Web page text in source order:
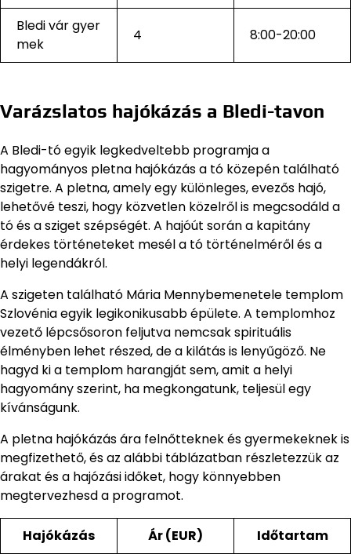
Bledi vár gyer
mek
4 8:00-20:00
Varázslatos hajókázás a Bledi-tavon
A Bledi-tó egyik legkedveltebb programja a
hagyományos pletna hajókázás a tó közepén található
szigetre. A pletna, amely egy különleges, evezős hajó,
lehetővé teszi, hogy közvetlen közelről is megcsodáld a
tó és a sziget szépségét. A hajóút során a kapitány
érdekes történeteket mesél a tó történelméről és a
helyi legendákról.
A szigeten található Mária Mennybemenetele templom
Szlovénia egyik legikonikusabb épülete. A templomhoz
vezető lépcsősoron feljutva nemcsak spirituális
élményben lehet részed, de a kilátás is lenyűgöző. Ne
hagyd ki a templom harangját sem, amit a helyi
hagyomány szerint, ha megkongatunk, teljesül egy
kívánságunk.
A pletna hajókázás ára felnőtteknek és gyermekeknek is
megfizethető, és az alábbi táblázatban részletezzük az
árakat és a hajózási időket, hogy könnyebben
megtervezhesd a programot.
Hajókázás Ár (EUR) Időtartam